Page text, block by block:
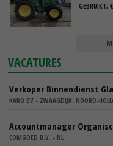
GEBRUIKT,
VACATURES
Verkoper Binnendienst
KARO BV - ZWAAGDIJK, NOORD-
Accountmanager
COMGOED B.V. - NL